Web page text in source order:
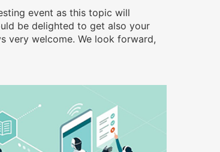
event as this topic will
be delighted to get also your
very welcome. We look forward,